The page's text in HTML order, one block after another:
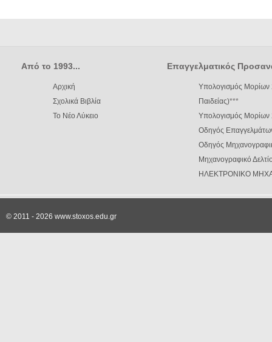
Από το 1993...
Αρχική
Σχολικά Βιβλία
Το Νέο Λύκειο
Επαγγελματικός
Υπολογισμός Μορίων
Παιδείας)***
Υπολογισμός
Οδηγός
Οδηγός
Μηχανογραφικό
ΗΛΕΚΤΡΟΝΙΚΟ
© 2011 - 2026 www.stoxos.edu.gr